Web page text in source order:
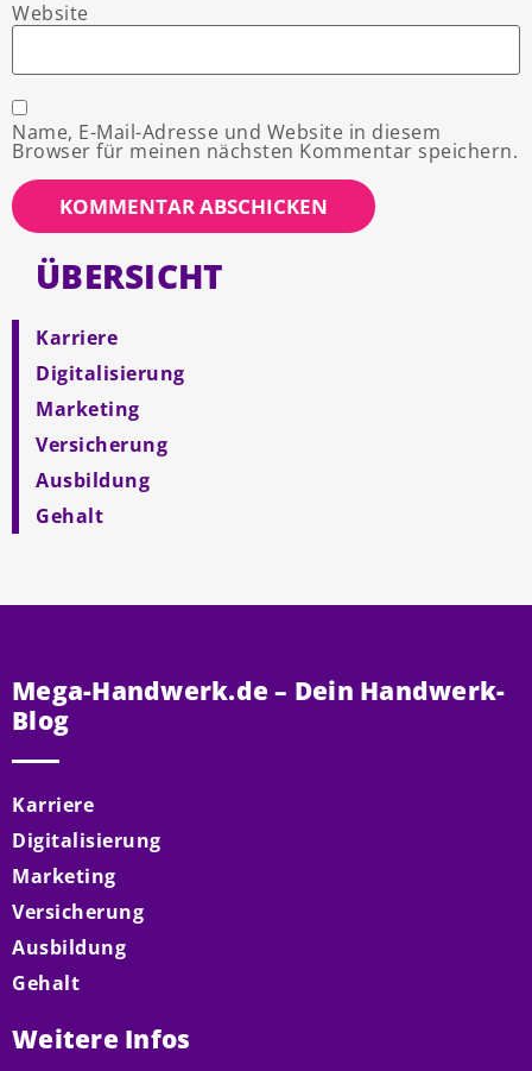
Website
Name, E-Mail-Adresse und Website in diesem
Browser für meinen nächsten Kommentar speichern.
ÜBERSICHT
Karriere
Digitalisierung
Marketing
Versicherung
Ausbildung
Gehalt
Mega-Handwerk.de – Dein Handwerk-
Blog
Karriere
Digitalisierung
Marketing
Versicherung
Ausbildung
Gehalt
Weitere Infos